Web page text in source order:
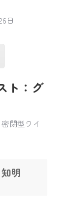
日
ト：グ
閉型ワイ
知明